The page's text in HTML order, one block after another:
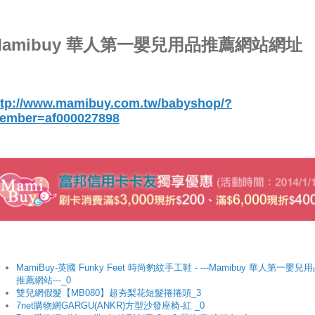
華人第一嬰兒用品推薦網站網址
www.mamibuy.com.tw/babyshop/?
MamiBuy-英國 Funky Feet 時尚豹紋手工鞋 - ---Mamibuy 華人第一嬰兒用
推薦網站---_0
雙兒網假髮【MB080】超夯梨花短髮捲捲頭_3
7net購物網GARGU(ANKR)方型沙發座椅-紅 _0